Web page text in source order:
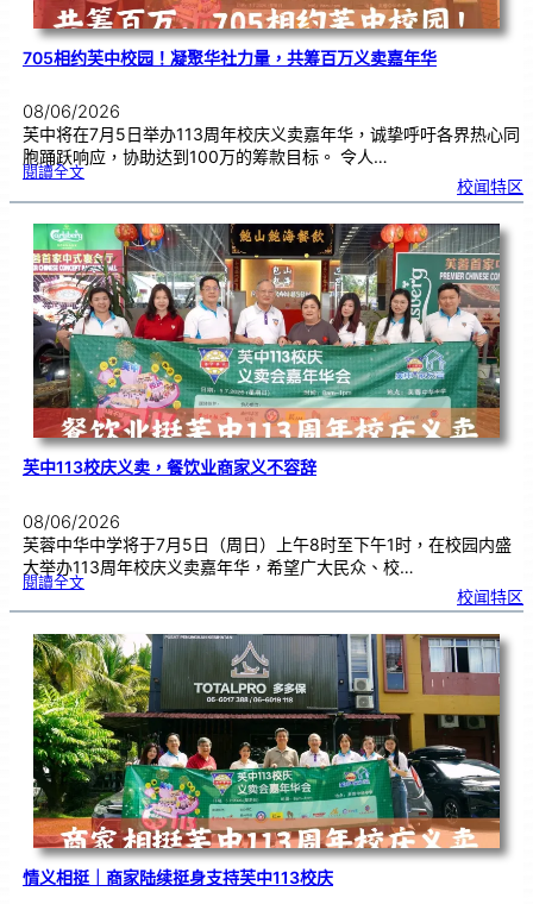
705相约芙中校园！凝聚华社力量，共筹百万义卖嘉年华
08/06/2026
芙中将在7月5日举办113周年校庆义卖嘉年华，诚挚呼吁各界热心同
胞踊跃响应，协助达到100万的筹款目标。 令人…
閱讀全文:
7
相
芙
中
校
园
！
凝
聚
华
社
力
量
，
共
筹
百
万
义
卖
嘉
年
华
校闻特区
芙中113校庆义卖，餐饮业商家义不容辞
08/06/2026
芙蓉中华中学将于7月5日（周日）上午8时至下午1时，在校园内盛
大举办113周年校庆义卖嘉年华，希望广大民众、校…
閱讀全文:芙
1
校
庆
义
卖
，
餐
饮
业
商
家
义
不
容
辞
校闻特区
情义相挺｜商家陆续挺身支持芙中113校庆